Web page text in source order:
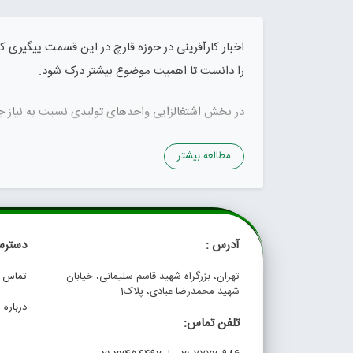
اخبار کارآفرینی در حوزه قارچ در این قسمت پیگیری
را دانست تا اهمیت موضوع بیشتر درک شود.
در بخش اشتغالزایی واحدهای تولیدی نسبت به نیاز
اهمیت کارآفرینی در حوزه قارچ و
حتما شما هم قارچ را از واجبات سبد غذایی
باتوجه به موارد فوق مزارع پرورش قارچ ریسک
مزارع پرورش که اخیرا وارد مدار تولید شده‌اند
کلیک کنید.
مطالعه بیشتر
آدرس :
تهران، بزرگراه شهید قاسم سلیمانی، خیابان
شهید محمدرضا عبادی، پلاک1
تلفن تماس:
تماس